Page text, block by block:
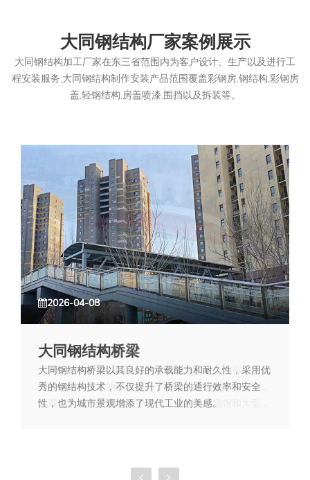
大同钢结构厂家案例展示
大同钢结构加工厂家在东三省范围内为客户设计、生产以及进行工
程安装服务,大同钢结构制作安装产品范围覆盖彩钢房,钢结构,彩钢房
盖,轻钢结构,房盖喷漆,围挡以及拆装等。
2026-04-08
大同钢结构看台
大同钢结构看台以轻巧的钢结构体系构建，具有稳固的
支撑结构和灵活的设计空间，既保证了观赛的安全性，
又展现了现代建筑的美学特色，成为体育场馆和大型活